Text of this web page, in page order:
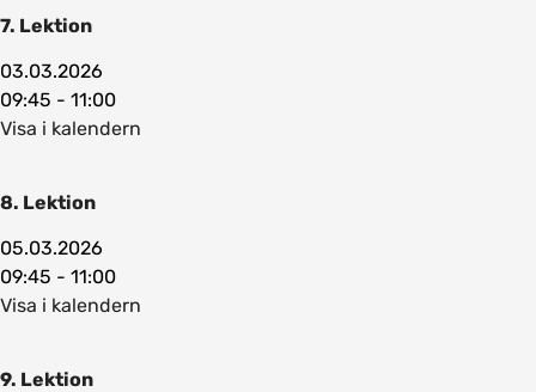
7. Lektion
03.03.2026
09:45 - 11:00
Visa i kalendern
8. Lektion
05.03.2026
09:45 - 11:00
Visa i kalendern
9. Lektion